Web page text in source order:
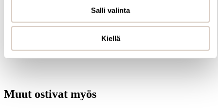
Salli valinta
Kiellä
Samankaltaisia tuotteita
Muut ostivat myös